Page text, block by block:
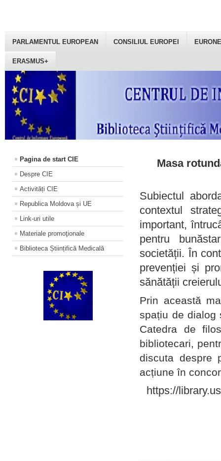
PARLAMENTUL EUROPEAN CONSILIUL EUROPEI
ERASMUS+
Pagina de start CIE
Despre CIE
Activități CIE
Republica Moldova și UE
Link-uri utile
Materiale promoţionale
Biblioteca Științifică Medicală
Masa
Subiectul
contextul
important,
pentru
societății. În
prevenției și
sănătății
Prin această
spațiu de dialog
Catedra de
bibliotecari,
discuta despre
acțiune în
https://